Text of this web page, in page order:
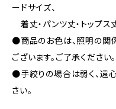
ードサイズ、
着丈・パンツ丈・トップス
●商品のお色は、照明の関
ございます。ご了承ください。
●手絞りの場合は弱く、遠
さい。